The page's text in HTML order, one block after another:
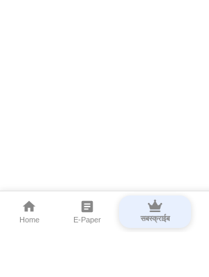
Home E-Paper सबस्क्राईब